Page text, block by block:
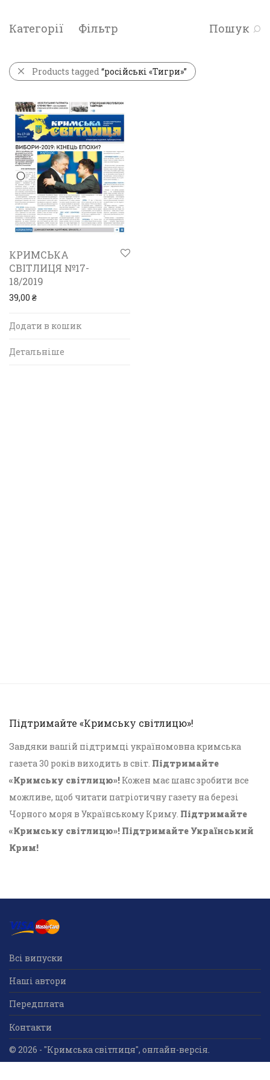
Категорії Фільтр Пошук
Products tagged“російські «Тигри»”
КРИМСЬКА
СВІТЛИЦЯ №17-
18/2019
39,00 ₴
Додати в кошик
Детальніше
Підтримайте «Кримську світлицю»!
Завдяки вашій підтримці україномовна кримська
газета 30 років виходить в світ. Підтримайте
«Кримську світлицю»! Кожен має шанс зробити все
можливе, щоб читати патріотичну газету на березі
Чорного моря в Українському Криму. Підтримайте
«Кримську світлицю»! Підтримайте Український
Крим!
Всі випуски
Наші автори
Передплата
Контакти
© 2026 - "Кримська світлиця", онлайн-версія.